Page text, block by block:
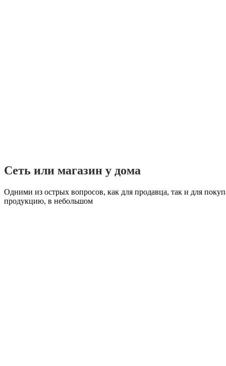
Сеть или магазин у дома
Одними из острых вопросов, как для продавца, так и для
продукцию, в небольшом